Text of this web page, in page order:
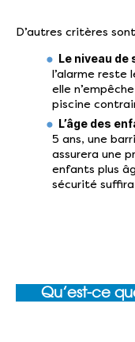
D’autres critères
Le niveau de
l’alarme reste
elle
piscine
L’âge des
5 ans, une
assurera une
enfants plus
sécurité
Qu’est-ce